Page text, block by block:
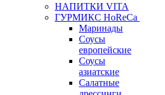
НАПИТКИ VITA
ГУРМИКС HoReCa
Маринады
Соусы
европейские
Соуcы
азиатские
Салатные